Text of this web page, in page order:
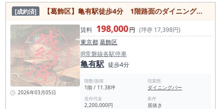
ら、 家賃は月額19.8万円（税込）＋管理費と、 23区内では珍
しい水準。 さらに 造作譲渡金なし 敷金・礼金ゼロ フリーレン
ト3か月 初期費用は物件取得60万円以内も現実的で、 内装費に
しっかり資金を回せます。 向いている人 初出店・独立で固定
費を最優先で抑えたい 派手な集客より、常連・生活客を積み上
げたい 14坪前後で1人〜少人数運営を想定している ラーメン・
定食・居酒屋・バルなど、日常使い業態 向いていない人（重
要） ・渋谷・新宿のような一発集客モデルを想定している方
・大箱・高回転・深夜特化での売上設計を前提とする業態 ・駅
前一等地での視認性を最優先する業態
[成約済] 【葛飾区】亀有駅徒歩4分 1階路面のダイニングバー居抜き物件！
2026年03月05日
賃料 198,000円 (坪@ 17,398円)
東京都葛飾区
JR常磐線各駅停車
亀有駅 徒歩4分
階数/面積
1階 / 11.38坪
現業態
ダイニングバー
造作代金
2,200,000円
条件
居抜き